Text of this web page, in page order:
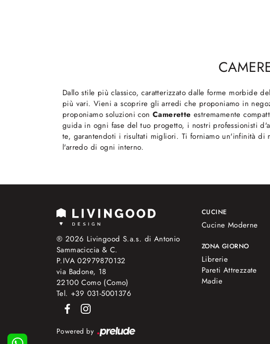
Dallo stile più classico, caratterizzato dalle forme morbide
più vari. Vieni a scoprire gli arredi che proponiamo in
proponiamo soluzioni con Camerette estremamente
guida in ogni fase del tuo progetto, i nostri professionisti
te, garantendoti i risultati migliori. Ti forniamo un'infinità
l'arredo di ogni interno.
® 2026 Livingood S.a.s. di Antonio
Sammaciccia & C.
P.IVA 02979870132
via Badone, 18
22100 Como (Como)
Tel. +39 031-5001376
CUCINE
Cucine Moderne
ZONA GIORNO
Librerie
Pareti Attrezzate
Madie
Powered by